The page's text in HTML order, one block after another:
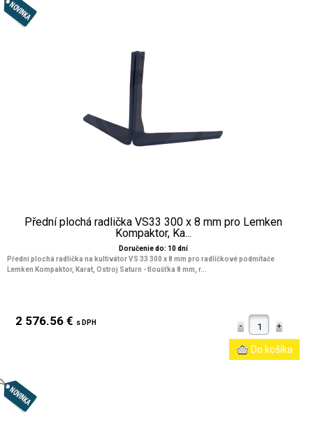
Přední plochá radlička VS33 300 x 8 mm pro Lemken
Kompaktor, Ka...
Doručenie do: 10 dní
Přední plochá radlička na kultivátor VS 33 300 x 8 mm pro radličkové podmítače
Lemken Kompaktor, Karat, Ostroj Saturn - tloušťka 8 mm, r...
2 576.56 € s DPH